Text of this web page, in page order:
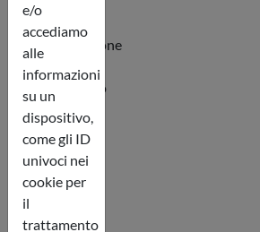
di orario o
cancellazione
preventivo
avviso.)
Leggi tutto
Politiche
e/o
accediamo
alle
informazioni
su un
dispositivo,
come gli ID
univoci nei
cookie per
il
trattamento